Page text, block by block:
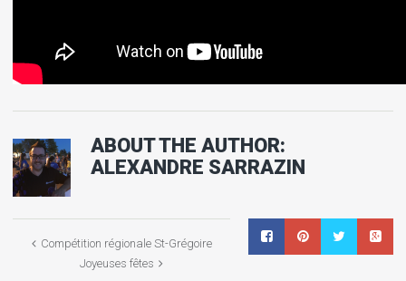
ABOUT THE AUTHOR:
ALEXANDRE SARRAZIN
Compétition régionale St-Grégoire
Joyeuses fêtes